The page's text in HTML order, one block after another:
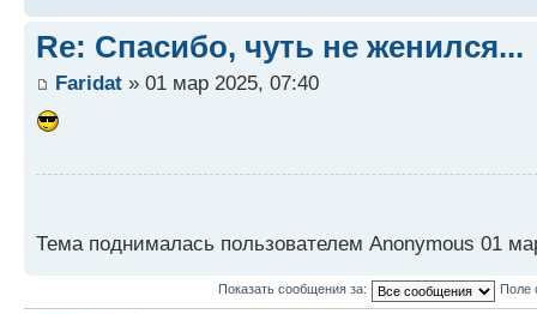
Re: Спасибо, чуть не женился...
Faridat » 01 мар 2025, 07:40
Тема поднималась пользователем Anonymous 01
Показать сообщения за: Поле